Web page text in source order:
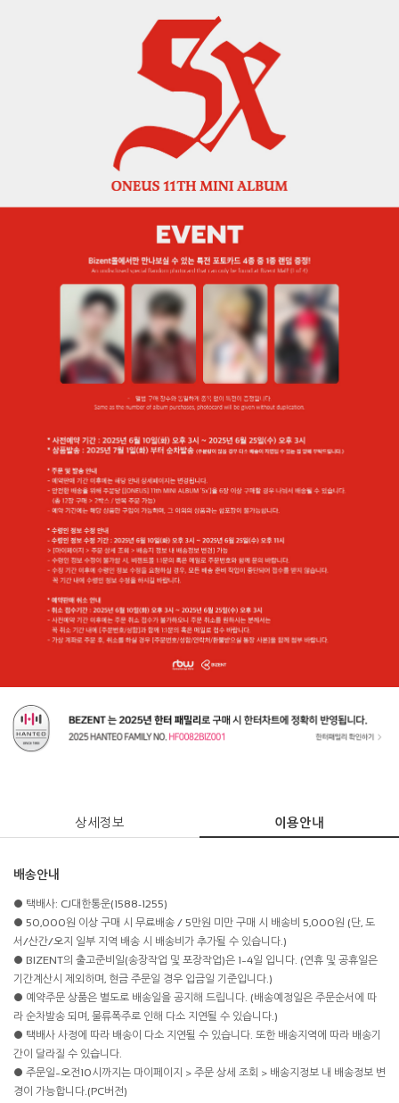
상세정보 이용안내
배송안내
● 택배사: CJ대한통운(1588-1255)
● 50,000원 이상 구매 시 무료배송 / 5만원 미만 구매 시 배송비 5,000원 (단, 도
서/산간/오지 일부 지역 배송 시 배송비가 추가될 수 있습니다.)
● BIZENT의 출고준비일(송장작업 및 포장작업)은 1~4일 입니다. (연휴 및 공휴일은
기간계산시 제외하며, 현금 주문일 경우 입금일 기준입니다.)
● 예약주문 상품은 별도로 배송일을 공지해 드립니다. (배송예정일은 주문순서에 따
라 순차발송 되며, 물류폭주로 인해 다소 지연될 수 있습니다.)
● 택배사 사정에 따라 배송이 다소 지연될 수 있습니다. 또한 배송지역에 따라 배송기
간이 달라질 수 있습니다.
● 주문일~오전10시까지는 마이페이지 > 주문 상세 조회 > 배송지정보 내 배송정보 변
경이 가능합니다.(PC버전)